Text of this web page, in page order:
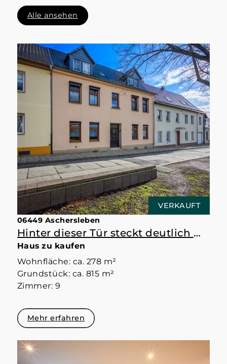
Alle ansehen
VERKAUFT
06449 Aschersleben
Hinter dieser Tür steckt deutlich mehr als erwartet
Haus zu kaufen
Wohnfläche: ca. 278 m²
Grundstück: ca. 815 m²
Zimmer: 9
Mehr erfahren